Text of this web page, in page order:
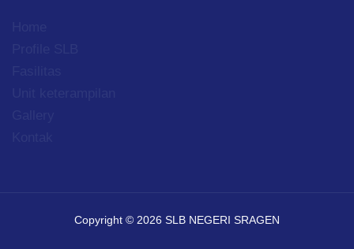
Copyright © 2026 SLB NEGERI SRAGEN